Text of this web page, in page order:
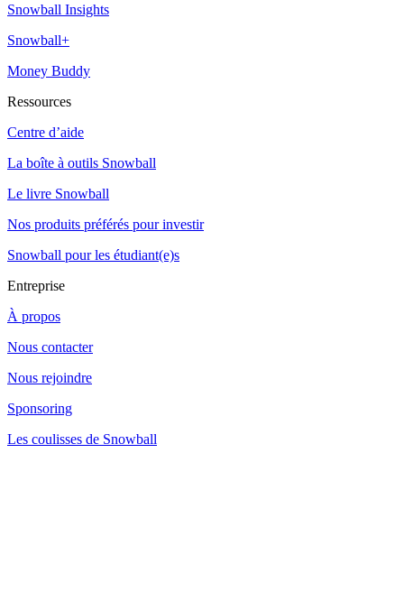
Snowball Insights
Snowball+
Money Buddy
Ressources
Centre d’aide
La boîte à outils Snowball
Le livre Snowball
Nos produits préférés pour investir
Snowball pour les étudiant(e)s
Entreprise
À propos
Nous contacter
Nous rejoindre
Sponsoring
Les coulisses de Snowball